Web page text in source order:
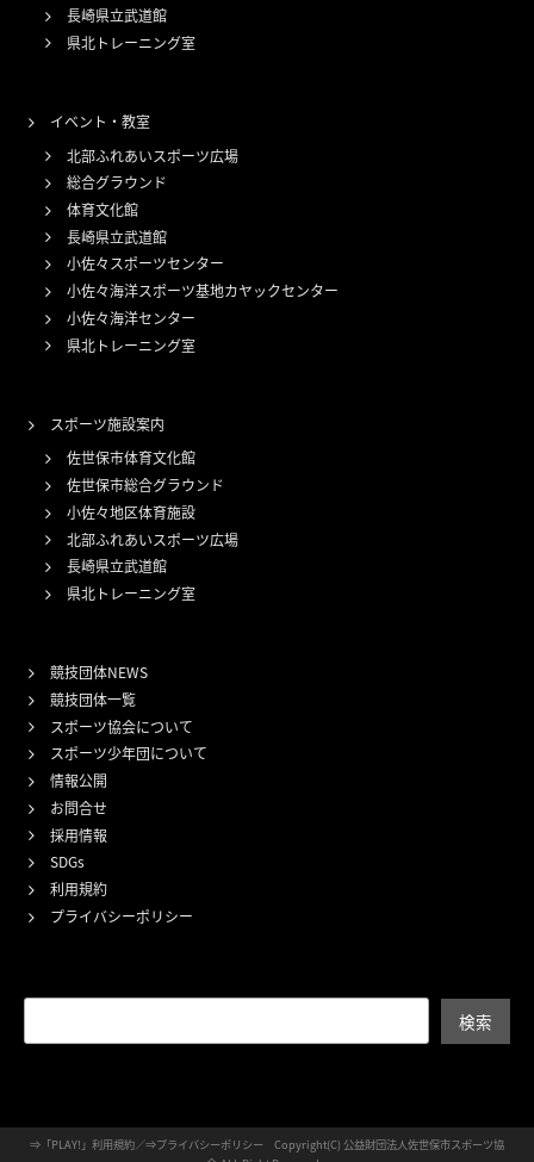
長崎県立武道館
県北トレーニング室
イベント・教室
北部ふれあいスポーツ広場
総合グラウンド
体育文化館
長崎県立武道館
小佐々スポーツセンター
小佐々海洋スポーツ基地カヤックセンター
小佐々海洋センター
県北トレーニング室
スポーツ施設案内
佐世保市体育文化館
佐世保市総合グラウンド
小佐々地区体育施設
北部ふれあいスポーツ広場
長崎県立武道館
県北トレーニング室
競技団体NEWS
競技団体一覧
スポーツ協会について
スポーツ少年団について
情報公開
お問合せ
採用情報
SDGs
利用規約
プライバシーポリシー
検索
⇒ 「PLAY!」利用規約／⇒プライバシーポリシー Copyright(C) 公益財団法人佐世保市スポーツ協